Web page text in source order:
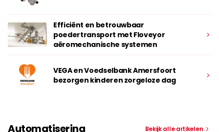
Efficiënt en betrouwbaar
poedertransport met Floveyor
aëromechanische systemen
VEGA en Voedselbank Amersfoort
bezorgen kinderen zorgeloze dag
Automatisering Bekijk alle artikelen